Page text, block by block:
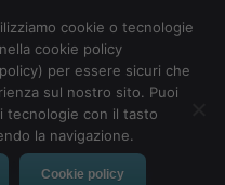
cookie o tecnologie
cookie policy
per essere sicuri che
sul nostro sito. Puoi
tecnologie con il tasto
la navigazione.
Cookie policy